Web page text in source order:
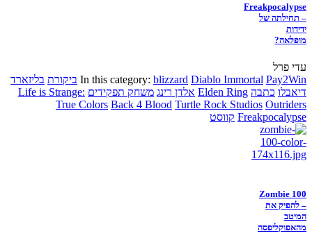
Freakpocalypse
– תחילתה של
ידידות
מופלאה?
עדי פרל
In this category: blizzard Diablo Immortal Pay2Win ביקורת בליזארד
דיאבלו כתבה Elden Ring אלדן רינג משחק תפקידים Life is Strange:
True Colors Back 4 Blood Turtle Rock Studios Outriders
Freakpocalypse קווסט
Zombie 100
– להפיק את
המיטב
מהאפוקליפסה